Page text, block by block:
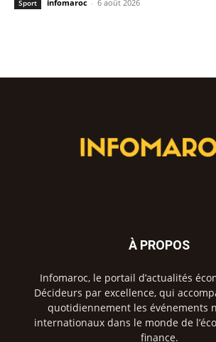
Sport infomaroc - 6 août 2026
À PROPOS
Infomaroc, le portail d’actualités
Décideurs par excellence, qui
quotidiennement les événements
internationaux dans le monde de
finance.